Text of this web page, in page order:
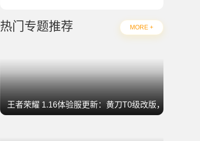
热门专题推荐 MORE +
王者荣耀 1.16体验服更新：黄刀T0级改版，坦克集体